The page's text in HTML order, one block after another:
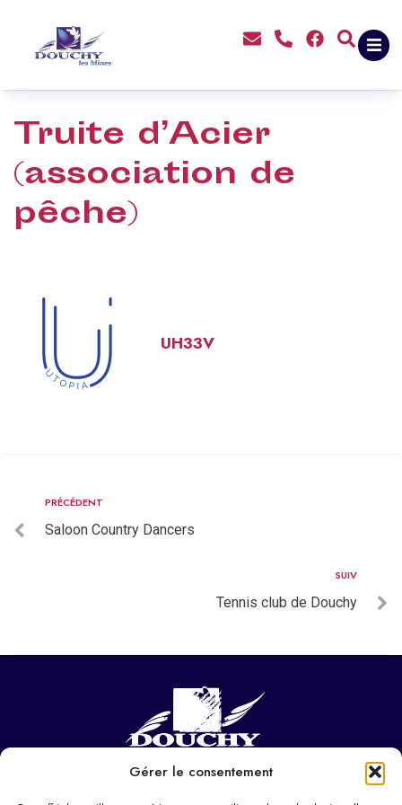
Gérer le consentement
principal
Truite d’Acier
(association de
pêche)
UH33V
PRÉCÉDENT
Saloon Country Dancers
SUIV
Tennis club de Douchy
NOUS CONTACTER